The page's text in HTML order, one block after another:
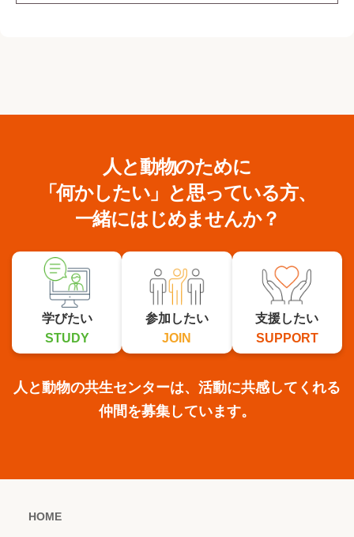
をお支払いいただきます。
必要な場合の宿泊費等です。
ご予約いただきました講師が当日、不慮の事故や天
変地異、その他予期せぬ災害、逝去などにより講演
会場に向かえない場合、対応が不可能な場合もござ
います。その際に考えられる損害賠償責任を当社で
ご予約いただきました講師が急遽公職に就くことに
なった場合や公職に立候補することとなった場合、
その他講演を行えないやむを得ない事由の生じた場
合、講演を辞退させていただく場合がございます。
その場合当方では、当方の講師のご提案・手配をさ
せていただきます。その旨予めご了承下さい。
特に別段の合意をした場合を除き、講演に伴い生じ
のではなく、講師に留保されますので、講演の内容
を、他の目的・方法により利用される場合は、有償
無償を問わず、講師の事前の許諾が必要となりま
お客様は、以下の事項について表明し、保証するも
人と動物のために
「何かしたい」と思っている方、
一緒にはじめませんか？
学びたい
STUDY
参加したい
JOIN
支援したい
SUPPORT
人と動物の共生センターは、活動に共感してくれる
仲間を募集しています。
HOME